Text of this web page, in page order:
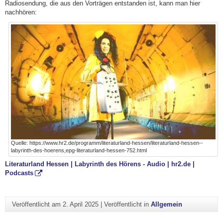
Radiosendung, die aus den Vorträgen entstanden ist, kann man hier
nachhören:
Quelle: https://www.hr2.de/programm/literaturland-hessen/literaturland-hessen--
labyrinth-des-hoerens,epg-literaturland-hessen-752.html
Literaturland Hessen | Labyrinth des Hörens - Audio | hr2.de |
Podcasts
Veröffentlicht am 2. April 2025| Veröffentlicht in Allgemein